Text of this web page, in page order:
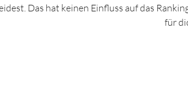
Das hat keinen Einfluss auf das
für